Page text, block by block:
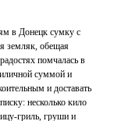
в Донецк сумку с
земляк, обещая
помчалась в
суммой и
и доставать
несколько кило
гриль, груши и